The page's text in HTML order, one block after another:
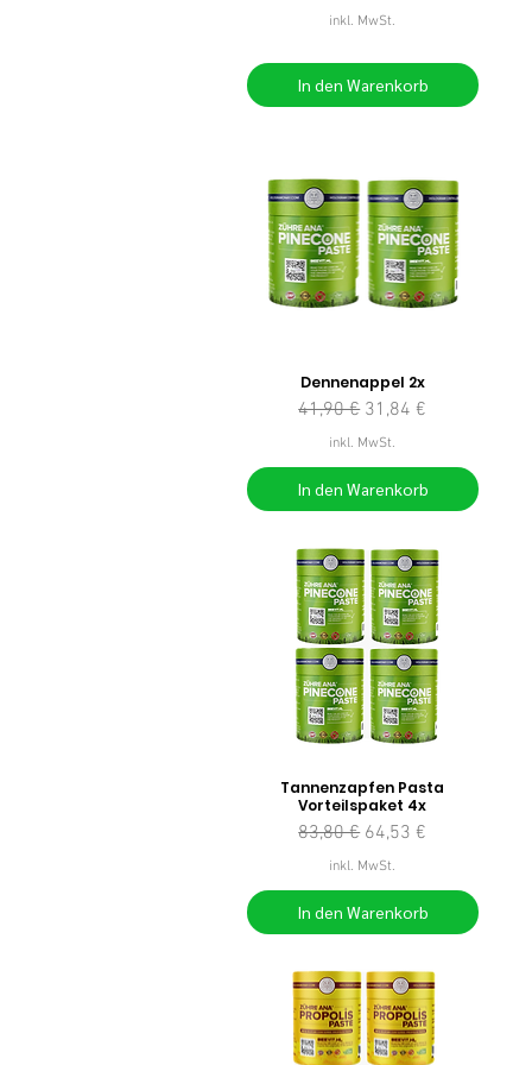
inkl. MwSt.
In den Warenkorb
Dennenappel 2x
Standardpreis
41,90 € Sale-Preis
31,84 €
inkl. MwSt.
In den Warenkorb
Tannenzapfen Pasta
Vorteilspaket 4x
Standardpreis
83,80 € Sale-Preis
64,53 €
inkl. MwSt.
In den Warenkorb